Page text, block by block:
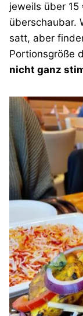
jeweils über
überschaubar.
satt, aber
Portionsgröße
nicht ganz